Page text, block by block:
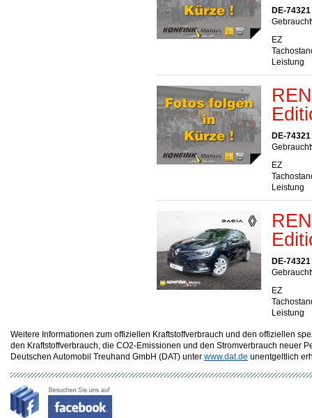
DE-
EZ
Leistung
DE-
EZ
Leistung
DE-
EZ
Leistung
Weitere Informationen zum offiziellen Kraftstoffverbrauch und den offiziellen
den Kraftstoffverbrauch, die CO2-Emissionen und den Stromverbrauch neuer
Deutschen Automobil Treuhand GmbH (DAT) unter www.dat.de unentgeltlich